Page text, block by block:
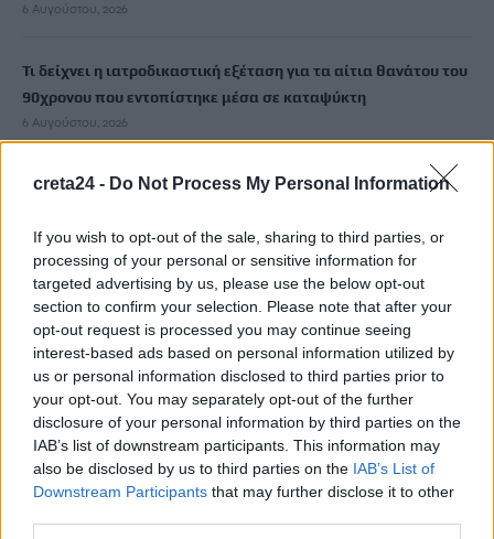
creta24 - Do Not Process My Personal Information
If you wish to opt-out of the sale, sharing to third parties, or
processing of your personal or sensitive information for
targeted advertising by us, please use the below opt-out
section to confirm your selection. Please note that after your
opt-out request is processed you may continue seeing
interest-based ads based on personal information utilized by
us or personal information disclosed to third parties prior to
your opt-out. You may separately opt-out of the further
disclosure of your personal information by third parties on the
IAB’s list of downstream participants. This information may
also be disclosed by us to third parties on the IAB’s List of
Downstream Participants that may further disclose it to other
6 Αυγούστου, 2026
Τι δείχνει η ιατροδικαστική εξέταση για τα αίτια θανάτου του
90χρονου που εντοπίστηκε μέσα σε καταψύκτη
6 Αυγούστου, 2026
Το Αρκαλοχώρι γιόρτασε τον Προστάτη και Πολιούχο του
Παρατείνονται τα προληπτικά μέτρα στην Κρήτη για την
ευλογιά των αιγοπροβάτων
6 Αυγούστου, 2026
Έκτακτο επίδομα παιδιού: Ποιοι πάνε ταμείο
6 Αυγούστου, 2026
ΟΠΕΚΑ: Νέα πληρωμή στις 7 Αυγούστου για τρίτεκνες και
πολύτεκνες οικογένειες
6 Αυγούστου, 2026